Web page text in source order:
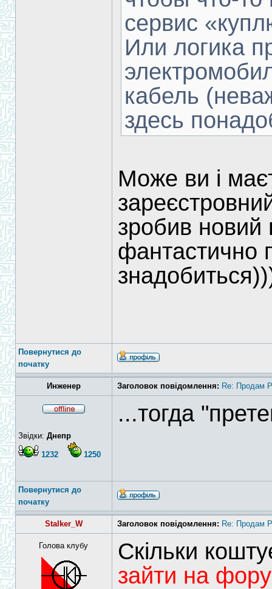
сервис
Или логика
кабель
здесь
Може ви і
зробив новий
фантастично
Повернутися до
початку
Инженер Заголовок повідомлення: Re: Продам
Звідки: Днепр
1232 1250
...тогда
Повернутися до
початку
Stalker_W Заголовок повідомлення: Re: Продам
Голова клубу
Скільки
зайти на